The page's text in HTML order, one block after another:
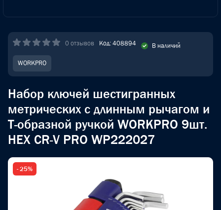
0 отзывов Код: 408894 В наличий
WORKPRO
Набор ключей шестигранных
метрических с длинным рычагом и
Т-образной ручкой WORKPRO 9шт.
HEX CR-V PRO WP222027
- 25%